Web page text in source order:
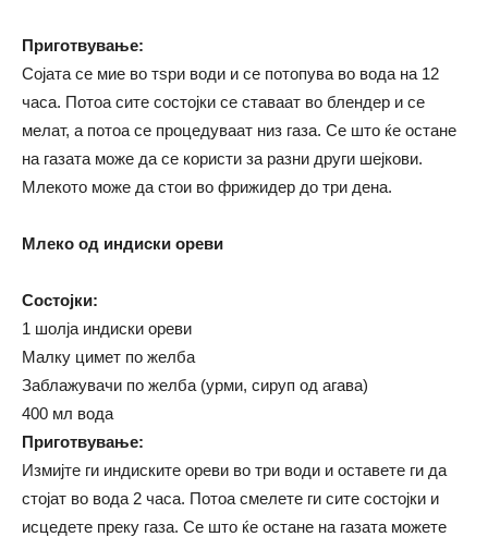
Приготвување:
Сојата се мие во тѕри води и се потопува во вода на 12
часа. Потоа сите состојки се ставаат во блендер и се
мелат, а потоа се процедуваат низ газа. Се што ќе остане
на газата може да се користи за разни други шејкови.
Млекото може да стои во фрижидер до три дена.
Млеко од индиски ореви
Состојки:
1 шолја индиски ореви
Малку цимет по желба
Заблажувачи по желба (урми, сируп од агава)
400 мл вода
Приготвување:
Измијте ги индиските ореви во три води и оставете ги да
стојат во вода 2 часа. Потоа смелете ги сите состојки и
исцедете преку газа. Се што ќе остане на газата можете